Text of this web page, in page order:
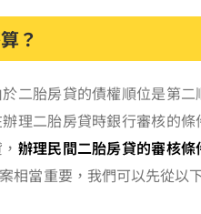
？
二胎房貸的債權順位是第
理二胎房貸時銀行審核的
辦理民間二胎房貸的審核
相當重要，我們可以先從以